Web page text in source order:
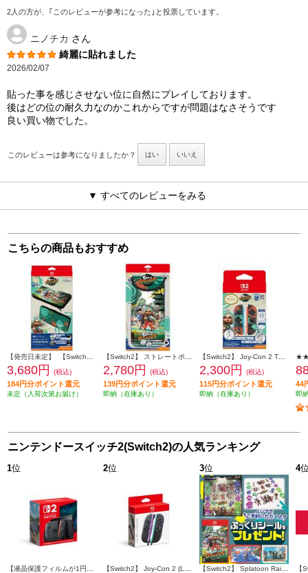
2人の方が、｢このレビューが参考になった｣と投票しています。
ニノチカ さん
綺麗に貼れました
2026/02/07
貼った事を感じさせない位に自然にプレイしております。
後はどの位の耐久力なのかこれからですが問題はなさそうです
良い買い物でした。
このレビューは参考になりましたか？ はい いいえ
▼ すべてのレビューをみる
こちらの商品もおすすめ
3,680円 (税込)
184円分ポイント還元
未定（入荷次第お届け）
2,780円 (税込)
139円分ポイント還元
即納（在庫あり）
2,300円 (税込)
115円分ポイント還元
即納（在庫あり）
44
即
ニンテンドースイッチ2(Switch2)の人気ランキング
1位 2位 3位 4